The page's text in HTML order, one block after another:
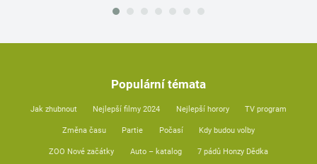
Populární témata
Jak zhubnout Nejlepší filmy 2024 Nejlepší horory TV program
Změna času Partie Počasí Kdy budou volby
ZOO Nové začátky Auto – katalog 7 pádů Honzy Dědka